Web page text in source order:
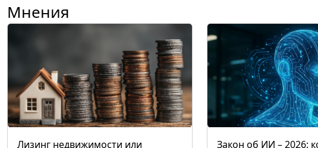
Мнения
Лизинг недвижимости или Закон об ИИ – 2026: